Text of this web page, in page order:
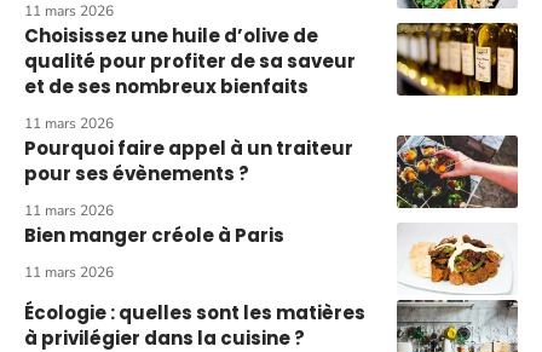
11 mars 2026
Choisissez une huile d’olive de
qualité pour profiter de sa saveur
et de ses nombreux bienfaits
11 mars 2026
Pourquoi faire appel à un traiteur
pour ses évènements ?
11 mars 2026
Bien manger créole à Paris
11 mars 2026
Écologie : quelles sont les matières
à privilégier dans la cuisine ?